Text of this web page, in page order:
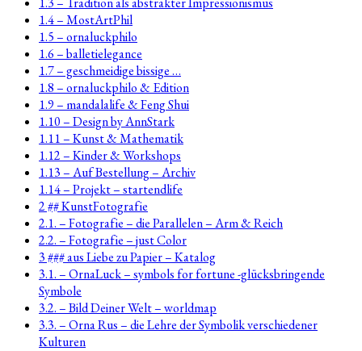
1.4 – MostArtPhil
1.5 – ornaluckphilo
1.6 – balletielegance
1.7 – geschmeidige bissige …
1.8 – ornaluckphilo & Edition
1.9 – mandalalife & Feng Shui
1.10 – Design by AnnStark
1.11 – Kunst & Mathematik
1.12 – Kinder & Workshops
1.13 – Auf Bestellung – Archiv
1.14 – Projekt – startendlife
2 ## KunstFotografie
2.1. – Fotografie – die Parallelen – Arm & Reich
2.2. – Fotografie – just Color
3 ### aus Liebe zu Papier – Katalog
3.1. – OrnaLuck – symbols for fortune -glücksbringende
Symbole
3.2. – Bild Deiner Welt – worldmap
3.3. – Orna Rus – die Lehre der Symbolik verschiedener
Kulturen